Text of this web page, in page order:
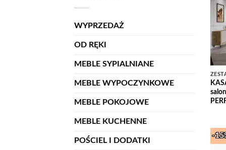
WYPRZEDAŻ
OD RĘKI
MEBLE SYPIALNIANE
MEBLE WYPOCZYNKOWE
MEBLE POKOJOWE
MEBLE KUCHENNE
POŚCIEL I DODATKI
-